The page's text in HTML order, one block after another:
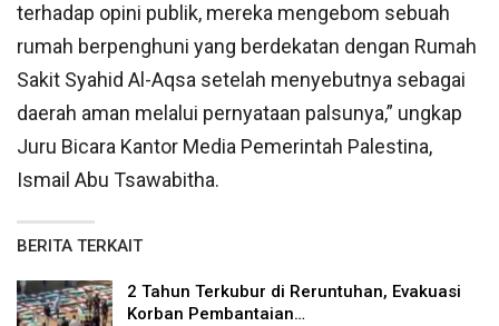
terhadap opini publik, mereka mengebom sebuah
rumah berpenghuni yang berdekatan dengan Rumah
Sakit Syahid Al-Aqsa setelah menyebutnya sebagai
daerah aman melalui pernyataan palsunya,” ungkap
Juru Bicara Kantor Media Pemerintah Palestina,
Ismail Abu Tsawabitha.
BERITA TERKAIT
2 Tahun Terkubur di Reruntuhan, Evakuasi
Korban Pembantaian…